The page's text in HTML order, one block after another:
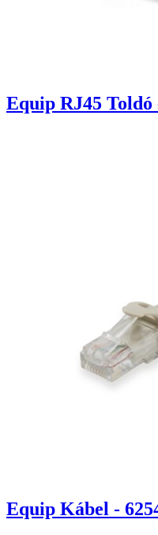
Equip RJ45 Toldó
Equip Kábel -